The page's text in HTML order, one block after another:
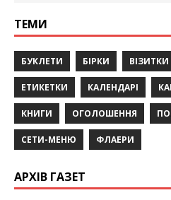
ТЕМИ
БУКЛЕТИ БІРКИ ВІЗИТКИ
ЕТИКЕТКИ КАЛЕНДАРІ
КНИГИ ОГОЛОШЕННЯ
СЕТИ-МЕНЮ ФЛАЕРИ
АРХІВ ГАЗЕТ